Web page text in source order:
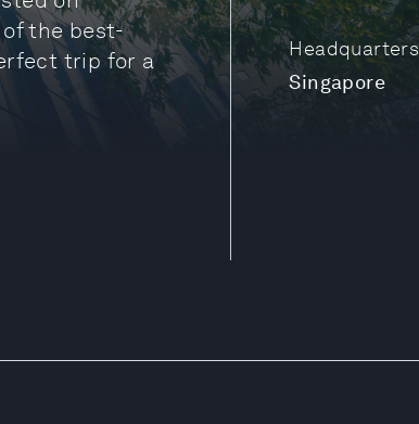
Headquarters
Singapore
of the best-
trip for a